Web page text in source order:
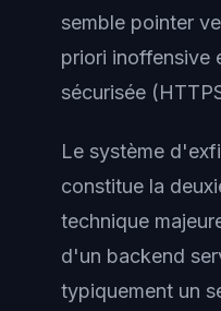
semble pointer
priori inoffensive
sécurisée
Le système
constitue la
technique
d'un backend
typiquement un